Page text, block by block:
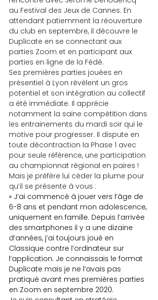
au Festival des Jeux de Cannes. En
attendant patiemment la réouverture
du club en septembre, il découvre le
Duplicate en se connectant aux
parties Zoom et en participant aux
parties en ligne de la Fédé.
Ses premières parties jouées en
présentiel à Lyon révèlent un gros
potentiel et son intégration au collectif
a été immédiate. Il apprécie
notamment la saine compétition dans
les entrainements du mardi soir qui le
motive pour progresser. Il dispute en
toute décontraction la Phase 1 avec
pour seule référence, une participation
au championnat régional en paires !
Mais je préfère lui céder la plume pour
qu’il se présente à vous :
« J’ai commencé à jouer vers l’âge de
6-8 ans et pendant mon adolescence,
uniquement en famille. Depuis l’arrivée
des smartphones il y a une dizaine
d’années, j’ai toujours joué en
Classique contre l’ordinateur sur
l’application. Je connaissais le format
Duplicate mais je ne l’avais pas
pratiqué avant mes premières parties
en Zoom en septembre 2020.